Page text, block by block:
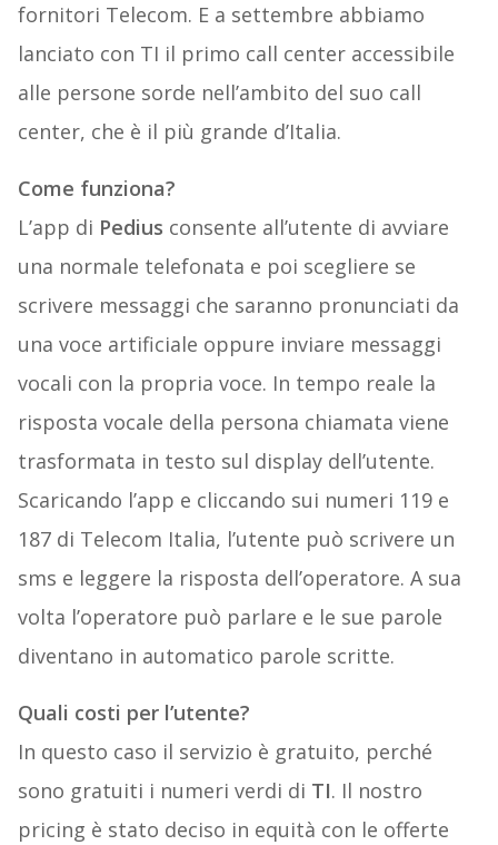
fornitori Telecom. E a settembre abbiamo
lanciato con TI il primo call center accessibile
alle persone sorde nell’ambito del suo call
center, che è il più grande d’Italia.
Come funziona?
L’app di Pedius consente all’utente di avviare
una normale telefonata e poi scegliere se
scrivere messaggi che saranno pronunciati da
una voce artificiale oppure inviare messaggi
vocali con la propria voce. In tempo reale la
risposta vocale della persona chiamata viene
trasformata in testo sul display dell’utente.
Scaricando l’app e cliccando sui numeri 119 e
187 di Telecom Italia, l’utente può scrivere un
sms e leggere la risposta dell’operatore. A sua
volta l’operatore può parlare e le sue parole
diventano in automatico parole scritte.
Quali costi per l’utente?
In questo caso il servizio è gratuito, perché
sono gratuiti i numeri verdi di TI. Il nostro
pricing è stato deciso in equità con le offerte